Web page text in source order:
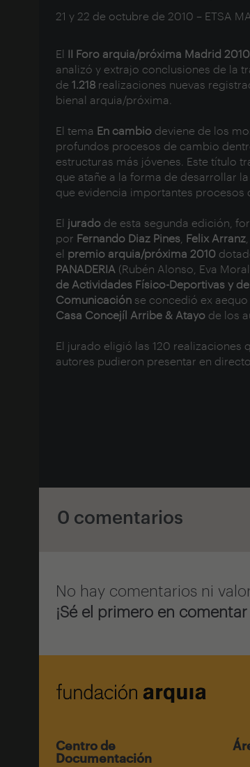
21 y 22 de octubre de 2010 – ETSA
El II Foro arquia/próxima Madrid
analizó y extrajo conclusiones de la
de 1.218 realizaciones nuevas
bienal arquia/próxima.
El tema En cambio deviene de los
profundos procesos de cambio
estructuras más jóvenes. Este título
que atañe a la forma de desarrollar
que evidencia importantes procesos
El jurado de esta segunda edición,
por Fernando Diaz Pines Felix Arranz
el premio arquia/próxima 2010
PANADERIA (Rubén Alonso, Eva
de Actividades Físico-Deportivas y
Comunicación se concedió ex
Casa Concejíl Arribe & Atayo de los
El jurado eligió las 120 realizaciones
autores pudieron presentar en
0 comentarios
No hay comentarios ni
¡Sé el primero en
Centro de
Documentación